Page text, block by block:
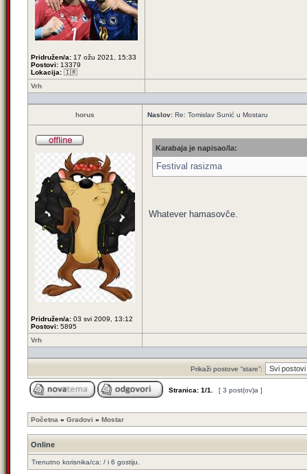
Pridružen/a: 17 ožu 2021, 15:33
Postovi: 13379
Lokacija: 🇮🇷
Vrh
horus Naslov: Re: Tomislav Sunić u Mostaru
Pridružen/a: 03 svi 2009, 13:12
Postovi: 5895
Karabaja je napisao/la:
Festival rasizma
Whatever hamasovče.
Vrh
Prikaži postove “stare”:
Stranica: 1/1 [ 3 post(ov)a ]
Početna » Gradovi » Mostar
Online
Trenutno korisnika/ca: / i 6 gostiju.